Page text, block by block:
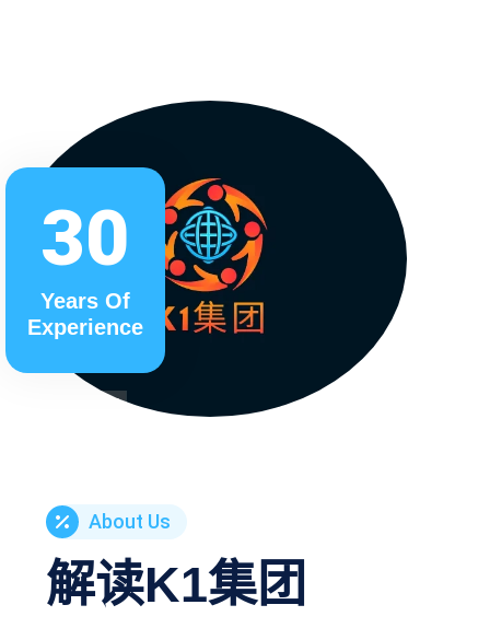
30
Years Of
Experience
About Us
解读K1集团